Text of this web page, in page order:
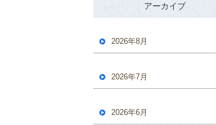
アーカイブ
2026年8月
2026年7月
2026年6月